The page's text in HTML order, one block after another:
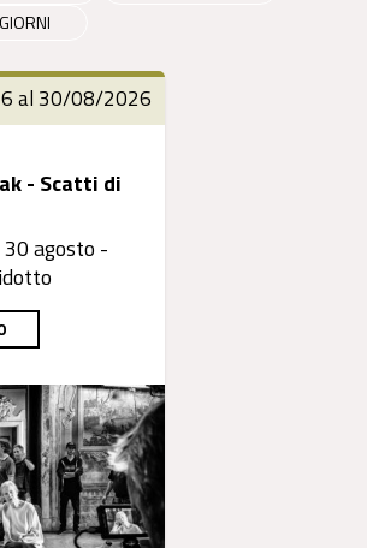
al 30/08/2026
- Scatti di
agosto -